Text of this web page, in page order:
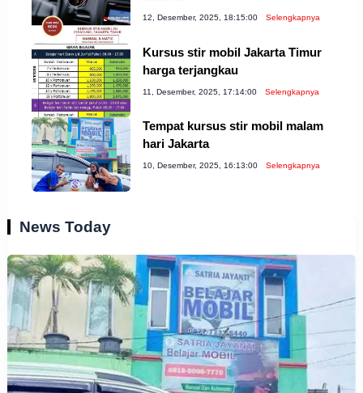
12, Desember, 2025, 18:15:00 Selengkapnya
Kursus stir mobil Jakarta Timur
harga terjangkau
11, Desember, 2025, 17:14:00 Selengkapnya
Tempat kursus stir mobil malam
hari Jakarta
10, Desember, 2025, 16:13:00 Selengkapnya
News Today